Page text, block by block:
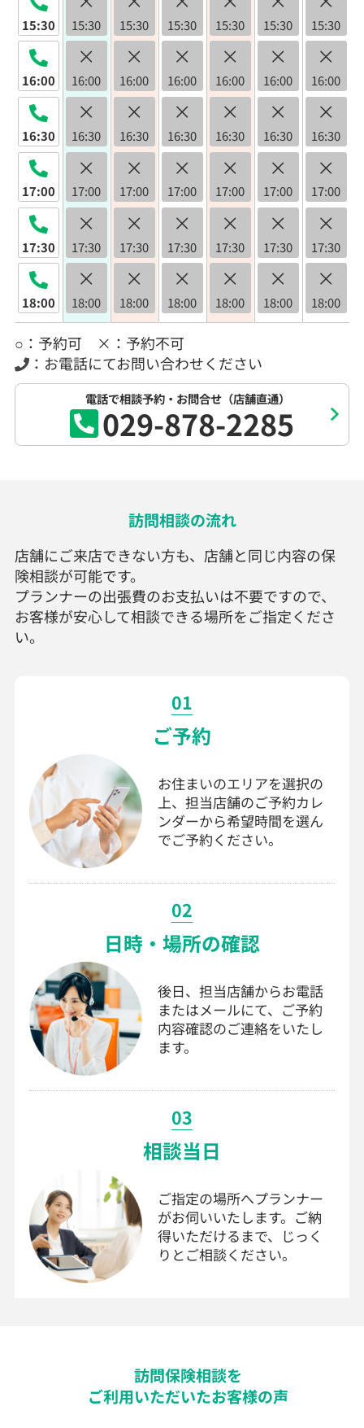
15:30
16:00
16:30
17:00
17:30
18:00
15:30
×
16:00
×
16:30
×
17:00
×
17:30
×
18:00
15:30
×
16:00
×
16:30
×
17:00
×
17:30
×
18:00
15:30
×
16:00
×
16:30
×
17:00
×
17:30
×
18:00
15:30
×
16:00
×
16:30
×
17:00
×
17:30
×
18:00
15:30
×
16:00
×
16:30
×
17:00
×
17:30
×
18:00
15:30
×
16:00
×
16:30
×
17:00
×
17:30
×
18:00
○：予約可 ×：予約不可
：お電話にてお問い合わせください
電話で相談予約・お問合せ（店舗直通）
029-878-2285
訪問相談の流れ
店舗にご来店できない方も、店舗と同じ内容の保
険相談が可能です。
プランナーの出張費のお支払いは不要ですので、
お客様が安心して相談できる場所をご指定くださ
い。
01
ご予約
お住まいのエリアを選択の
上、担当店舗のご予約カレ
ンダーから希望時間を選ん
でご予約ください。
02
日時・場所の確認
後日、担当店舗からお電話
またはメールにて、ご予約
内容確認のご連絡をいたし
ます。
03
相談当日
ご指定の場所へプランナー
がお伺いいたします。ご納
得いただけるまで、じっく
りとご相談ください。
訪問保険相談を
ご利用いただいたお客様の声